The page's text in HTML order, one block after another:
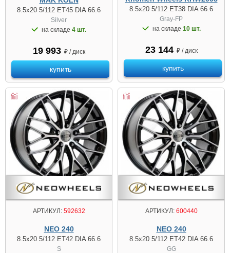
8.5x20 5/112 ET45 DIA 66.6
Silver
на складе 4 шт.
19 993 ₽ / диск
купить
8.5x20 5/112 ET38 DIA 66.6
Gray-FP
на складе 10 шт.
23 144 ₽ / диск
купить
АРТИКУЛ:592632
NEO 240
8.5x20 5/112 ET42 DIA 66.6
S
АРТИКУЛ:600440
NEO 240
8.5x20 5/112 ET42 DIA 66.6
GG